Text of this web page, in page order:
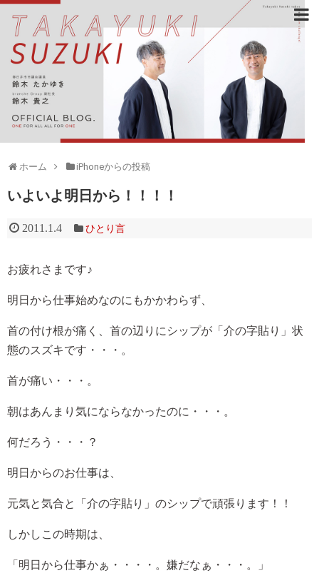
ホーム iPhoneからの投稿
いよいよ明日から！！！！
2011.1.4 ひとり言
お疲れさまです♪
明日から仕事始めなのにもかかわらず、
首の付け根が痛く、首の辺りにシップが「介の字貼り」状
態のスズキです・・・。
首が痛い・・・。
朝はあんまり気にならなかったのに・・・。
何だろう・・・？
明日からのお仕事は、
元気と気合と「介の字貼り」のシップで頑張ります！！
しかしこの時期は、
「明日から仕事かぁ・・・・。嫌だなぁ・・・。」